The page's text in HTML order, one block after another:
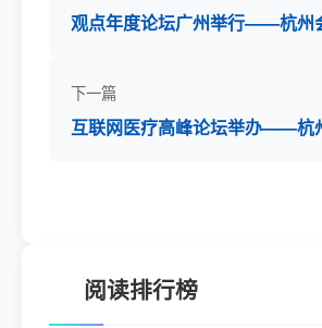
观点年度论坛广州举行——杭州
下一篇
互联网医疗高峰论坛举办——杭
阅读排行榜